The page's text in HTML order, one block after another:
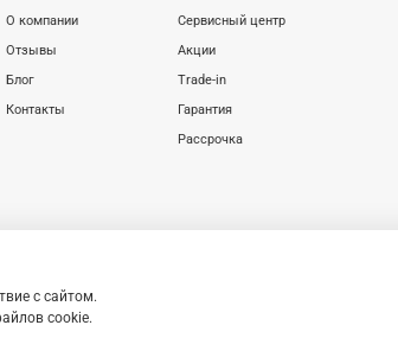
О компании
Отзывы
Блог
Контакты
Сервисный центр
Акции
Trade-in
Гарантия
Рассрочка
Статьей 437 (2) ГК РФ.
Inc. в США и других странах. App Store
с сайтом.
cookie.